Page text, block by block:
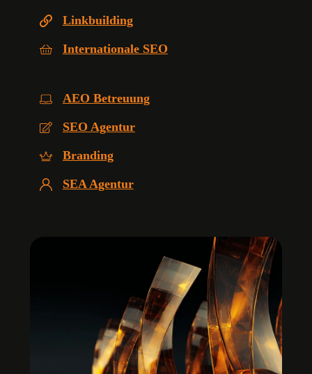
Linkbuilding
Internationale SEO
AEO Betreuung
SEO Agentur
Branding
SEA Agentur